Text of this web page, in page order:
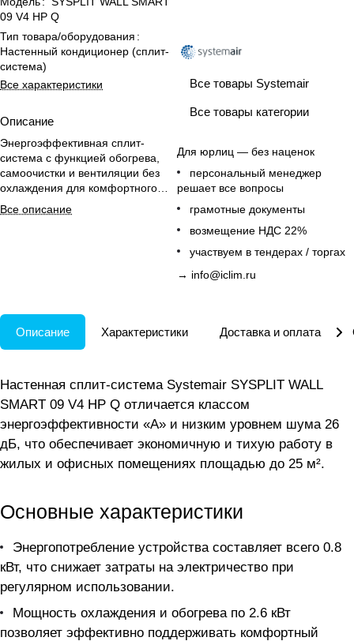
09 V4 HP Q
Тип товара/оборудования :
Настенный кондиционер (сплит-
система)
Все характеристики
Описание
Энергоэффективная сплит-
система с функцией обогрева,
самоочистки и вентиляции без
охлаждения для комфортного
домашнего климата.
Все описание
Все товары Systemair
Все товары категории
Для юрлиц — без наценок
персональный менеджер
решает все вопросы
грамотные документы
возмещение НДС 22%
участвуем в тендерах / торгах
→ info@iclim.ru
Описание Характеристики Доставка и оплата
Настенная сплит-система Systemair SYSPLIT WALL
SMART 09 V4 HP Q отличается классом
энергоэффективности «А» и низким уровнем шума 26
дБ, что обеспечивает экономичную и тихую работу в
жилых и офисных помещениях площадью до 25 м².
Основные характеристики
Энергопотребление устройства составляет всего 0.8
кВт, что снижает затраты на электричество при
регулярном использовании.
Мощность охлаждения и обогрева по 2.6 кВт
позволяет эффективно поддерживать комфортный